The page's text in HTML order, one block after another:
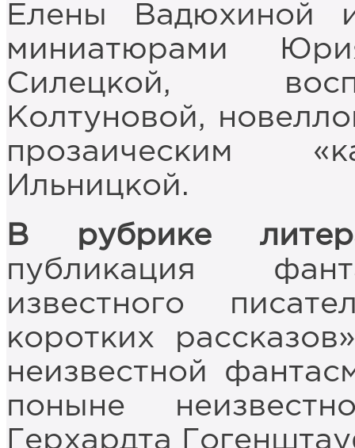
Елены Вадюхиной
миниатюрами
Силецкой,
Колтуновой,
прозаическим
Ильницкой.
В рубрике
публикация
известного
коротких
неизвестной
поныне
Герхардта